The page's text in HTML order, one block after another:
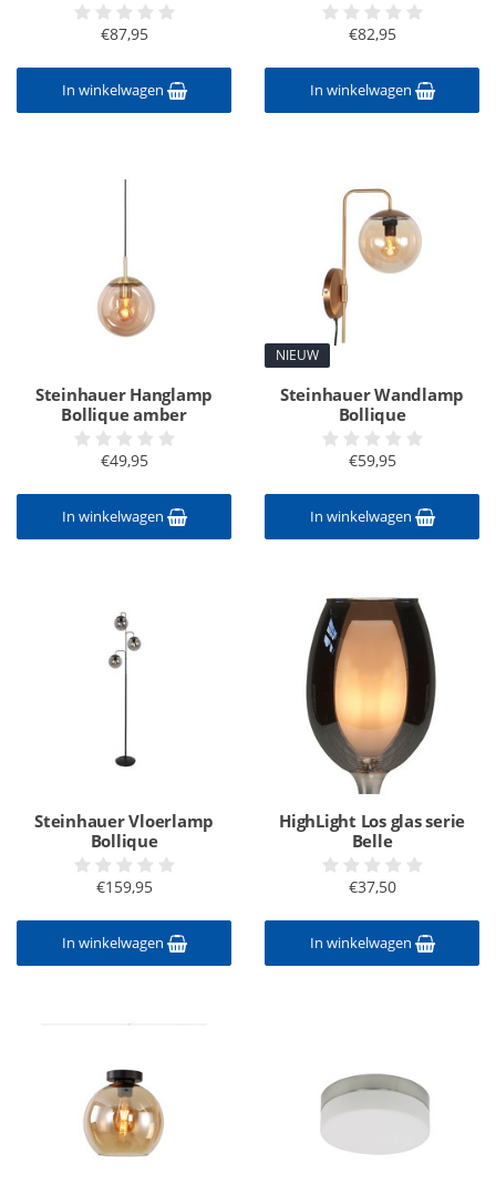
€87,95
In winkelwagen
€82,95
In winkelwagen
Steinhauer Hanglamp
Bollique amber
€49,95
In winkelwagen
NIEUW
Steinhauer Wandlamp
Bollique
€59,95
In winkelwagen
Steinhauer Vloerlamp
Bollique
€159,95
In winkelwagen
HighLight Los glas serie
Belle
€37,50
In winkelwagen